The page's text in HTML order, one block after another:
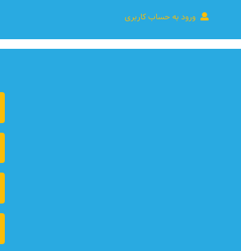
ورود به حساب کاربری